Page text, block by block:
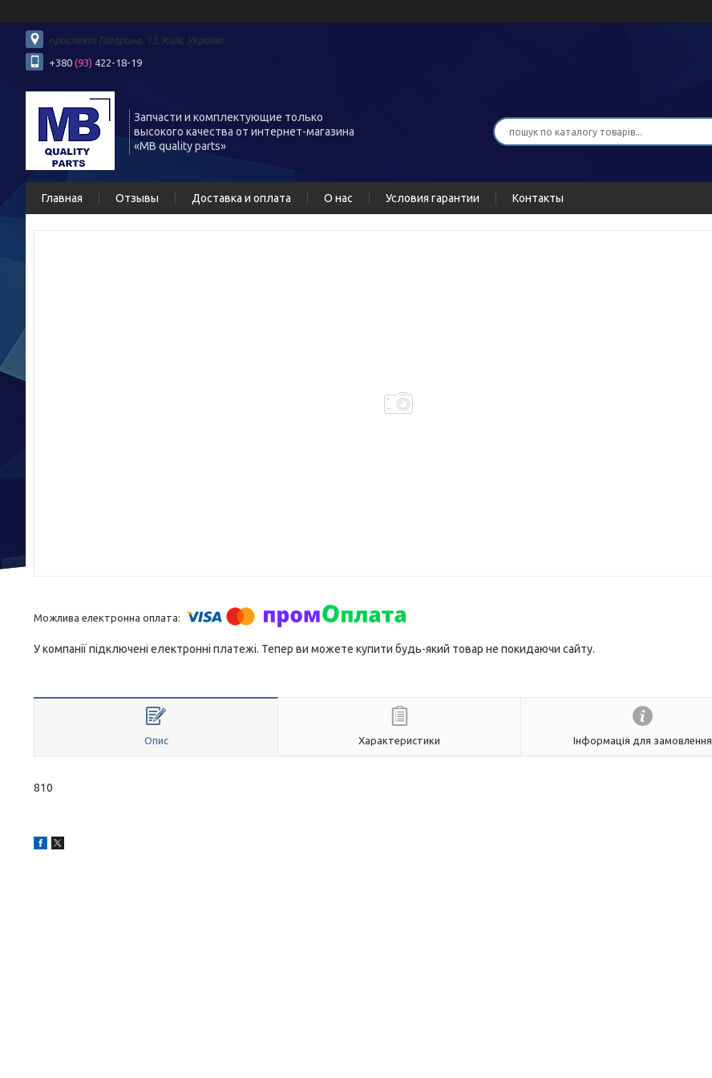
проспект Гагарина, 13, Київ, Україна
+380 (93) 422-18-19
Запчасти и комплектующие только
высокого качества от интернет-магазина
«MB quality parts»
Главная Отзывы Доставка и оплата О нас Условия гарантии Контакты
У компанії підключені електронні платежі. Тепер ви можете купити будь-який товар не покидаючи сайту.
Опис Характеристики Інформація для замовлення
810